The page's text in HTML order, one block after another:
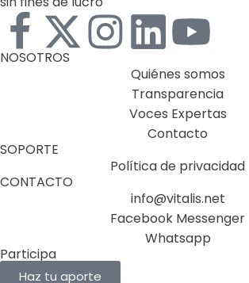
NOSOTROS
Quiénes somos
Transparencia
Voces Expertas
Contacto
SOPORTE
Política de privacidad
CONTACTO
info@vitalis.net
Facebook Messenger
Whatsapp
Participa
Haz tu aporte